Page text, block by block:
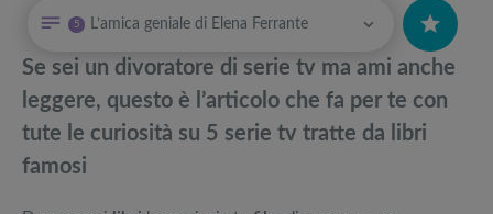
Attrezzi sportivi a metà prezzo Black Friday: Tapis roulant, cyclette,
Le offerte che non puoi assolutamente perdere in questo Prime Day
[AGGIORNATO]
Attrezzi sportivi a metà prezzo Black Friday: Tapis roulant, cyclette,
Offerte robot aspirapolvere da non perdere nella Black Friday Week
5 L’amica geniale di Elena Ferrante
Se sei un divoratore di serie tv ma ami anche
leggere, questo è l’articolo che fa per te con
tute le curiosità su 5 serie tv tratte da libri
famosi